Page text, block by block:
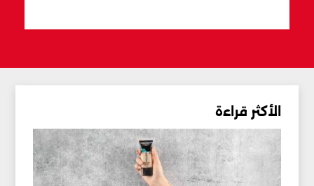
الأكثر قراءة